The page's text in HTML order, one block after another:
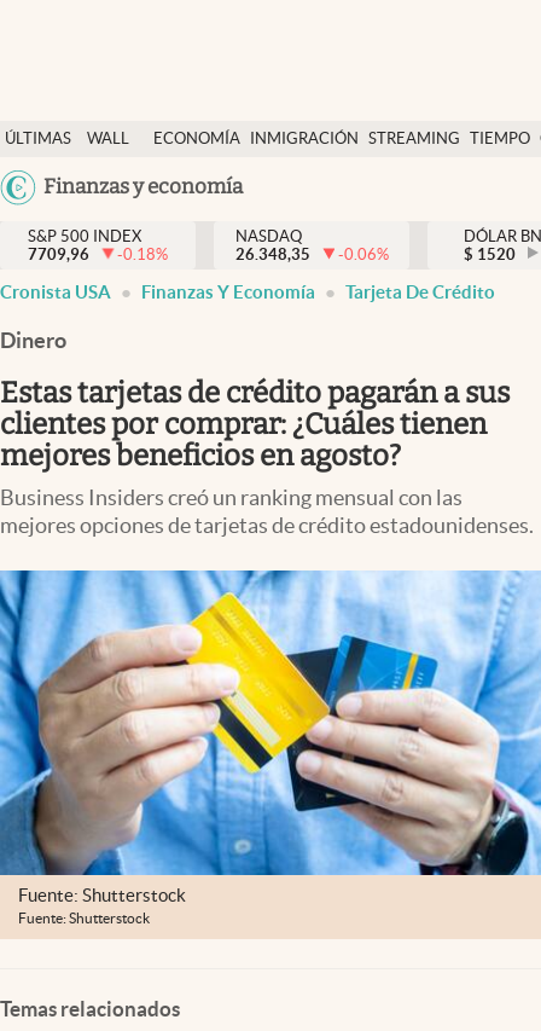
ÚLTIMAS
NOTICIAS
WALL
DÓLAR
ECONOMÍA INMIGRACIÓN STREAMING TIEMPO
México
USA
Finanzas y economía
Finanzas y economía
Wall Street y dólar
Inmigración
Espiritual
Streaming
PC y mobile
S&P 500 INDEX
7709,96
-0.18%
NASDAQ
26.348,35
-0.06%
DÓLAR
$ 1520
Cronista USA Finanzas Y Economía Tarjeta De Crédito
Dinero
Estas tarjetas de crédito pagarán a sus
clientes por comprar: ¿Cuáles tienen
mejores beneficios en agosto?
Business Insiders creó un ranking mensual con las
mejores opciones de tarjetas de crédito estadounidenses.
Fuente: Shutterstock
Fuente: Shutterstock
Temas relacionados